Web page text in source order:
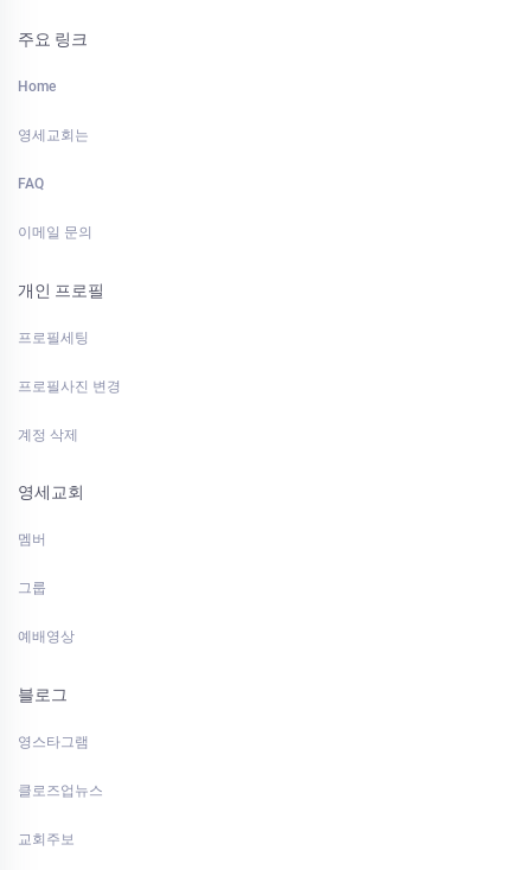
주요 링크
Home
영세교회는
FAQ
이메일 문의
개인 프로필
프로필세팅
프로필사진 변경
계정 삭제
영세교회
멤버
그룹
예배영상
블로그
영스타그램
클로즈업뉴스
교회주보